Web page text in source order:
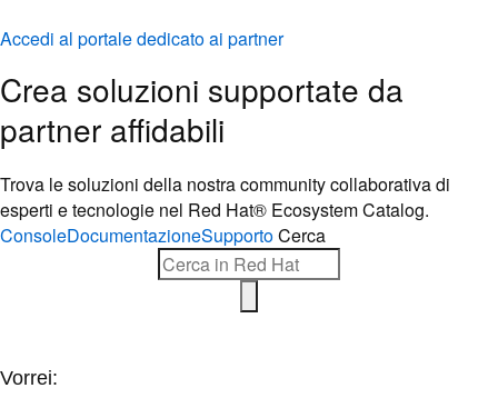
Accedi al portale dedicato ai partner
Crea soluzioni supportate da
partner affidabili
Trova le soluzioni della nostra community collaborativa di
esperti e tecnologie nel Red Hat® Ecosystem Catalog.
ConsoleDocumentazioneSupportoCerca
Vorrei: